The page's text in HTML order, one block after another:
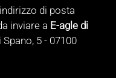
di posta
inviare a E-agle di
5 - 07100